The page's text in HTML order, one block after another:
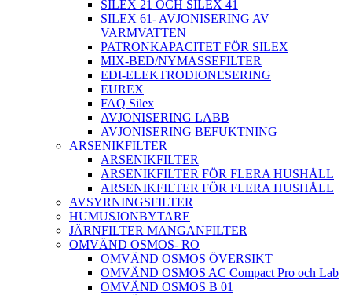
SILEX 21 OCH SILEX 41
SILEX 61- AVJONISERING AV
VARMVATTEN
PATRONKAPACITET FÖR SILEX
MIX-BED/NYMASSEFILTER
EDI-ELEKTRODIONESERING
EUREX
FAQ Silex
AVJONISERING LABB
AVJONISERING BEFUKTNING
ARSENIKFILTER
ARSENIKFILTER
ARSENIKFILTER FÖR FLERA HUSHÅLL
ARSENIKFILTER FÖR FLERA HUSHÅLL
AVSYRNINGSFILTER
HUMUSJONBYTARE
JÄRNFILTER MANGANFILTER
OMVÄND OSMOS- RO
OMVÄND OSMOS ÖVERSIKT
OMVÄND OSMOS AC Compact Pro och Lab
OMVÄND OSMOS B 01